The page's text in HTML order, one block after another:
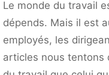
Le monde du travail
dépends. Mais il est
employés, les
articles nous tentons